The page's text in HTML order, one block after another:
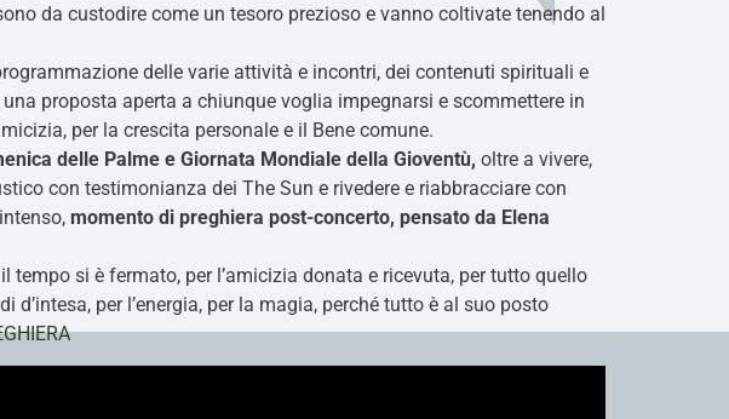
da custodire come un tesoro prezioso e vanno coltivate tenendo al
delle varie attività e incontri, dei contenuti spirituali e
una proposta aperta a chiunque voglia impegnarsi e scommettere in
per la crescita personale e il Bene comune.
delle Palme e Giornata Mondiale della Gioventù, oltre a vivere,
con testimonianza dei The Sun e rivedere e riabbracciare con
momento di preghiera post-concerto, pensato da Elena
si è fermato, per l’amicizia donata e ricevuta, per tutto quello
per l’energia, per la magia, perché tutto è al suo posto